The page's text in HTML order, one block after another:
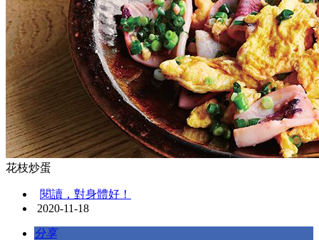
花枝炒蛋
閱讀，對身體好！
2020-11-18
分享